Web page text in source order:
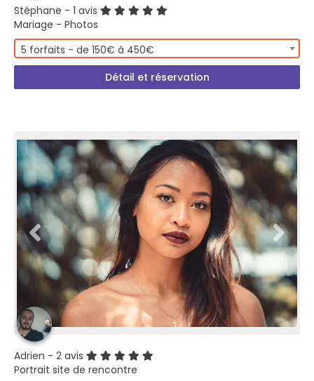
Stéphane - 1 avis
Mariage - Photos
5 forfaits - de 150€ à 450€
Détail et réservation
Adrien - 2 avis
Portrait site de rencontre